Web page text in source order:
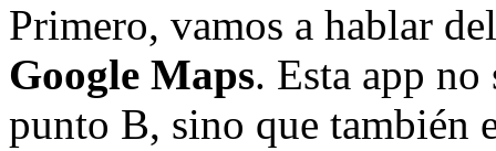
Primero, vamos a hablar
Google Maps. Esta app
punto B, sino que también